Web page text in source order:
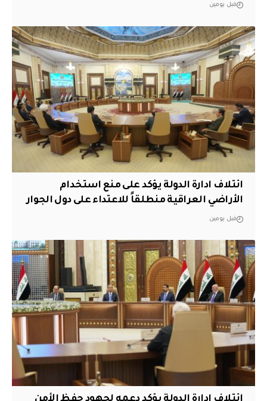
قبل يومين
ائتلاف ادارة الدولة يؤكد على منع استخدام
الأراضي العراقية منطلقاً للاعتداء على دول الجوار
قبل يومين